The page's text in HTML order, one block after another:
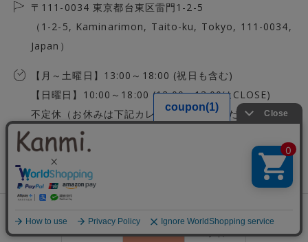
〒111-0034 東京都台東区雷門1-2-5
（1-2-5, Kaminarimon, Taito-ku, Tokyo, 111-0034,
Japan）
【月～土曜日】13:00～18:00 (祝日も含む)
【日曜日】10:00～18:00 (12:00～13:00はCLOSE)
不定休（お休みは下記カレンダーをご覧ください）
※定休日は前月の20日ごろ決定しカレンダーに反映されます。
※臨時休業がある際は、SNSやNewsでお知らせいたします。
都営浅草線「浅草駅」A1出口より徒歩5分
銀座線「浅草駅」1番出口より徒歩6分
会員登録
ログイン